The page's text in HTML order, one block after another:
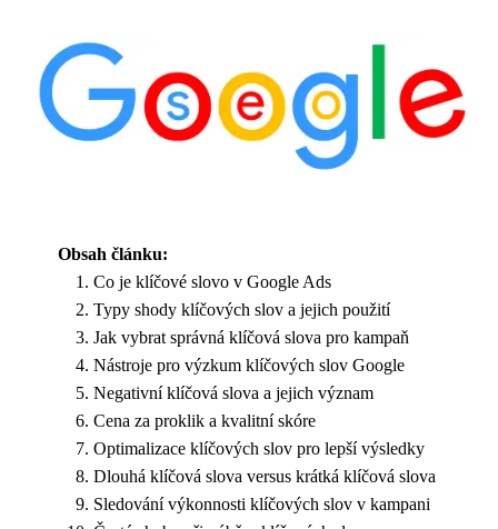
Obsah článku:
Co je klíčové slovo v Google Ads
Typy shody klíčových slov a jejich použití
Jak vybrat správná klíčová slova pro kampaň
Nástroje pro výzkum klíčových slov Google
Negativní klíčová slova a jejich význam
Cena za proklik a kvalitní skóre
Optimalizace klíčových slov pro lepší výsledky
Dlouhá klíčová slova versus krátká klíčová slova
Sledování výkonnosti klíčových slov v kampani